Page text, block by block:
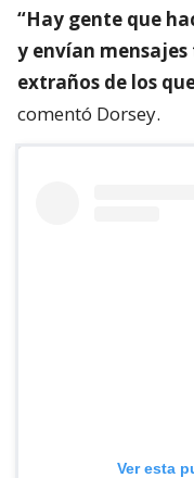
“Hay gente que
y envían
extraños de los
comentó Dorsey.
Ver esta